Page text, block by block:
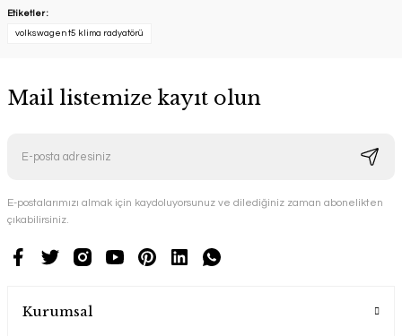
Etiketler :
volkswagen t5 klima radyatörü
Mail listemize kayıt olun
E-postalarımızı almak için kaydoluyorsunuz ve dilediğiniz zaman abonelikten
çıkabilirsiniz.
Kurumsal